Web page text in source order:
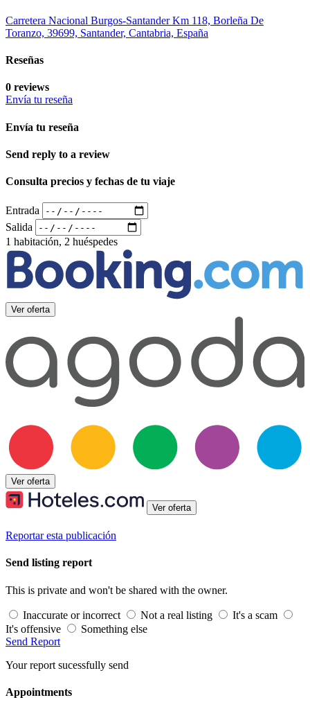
Carretera Nacional Burgos-Santander Km 118, Borleña De
Toranzo, 39699, Santander, Cantabria, España
Reseñas
0 reviews
Envía tu reseña
Envía tu reseña
Send reply to a review
Consulta precios y fechas de tu viaje
Entrada
Salida
1 habitación, 2 huéspedes
Ver oferta
Ver oferta
Ver oferta
Reportar esta publicación
Send listing report
This is private and won't be shared with the owner.
Inaccurate or incorrect Not a real listing
It's a scam
It's offensive
Something else
Send Report
Your report sucessfully send
Appointments